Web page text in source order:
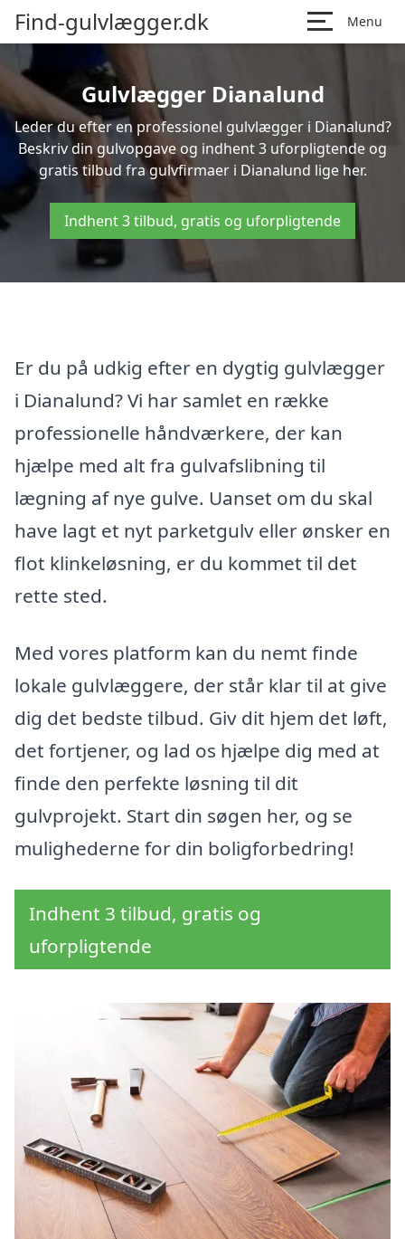
Find-gulvlægger.dk Menu
Gulvlægger Dianalund
Leder du efter en professionel gulvlægger i Dianalund?
Beskriv din gulvopgave og indhent 3 uforpligtende og
gratis tilbud fra gulvfirmaer i Dianalund lige her.
Indhent 3 tilbud, gratis og uforpligtende
Er du på udkig efter en dygtig gulvlægger
i Dianalund? Vi har samlet en række
professionelle håndværkere, der kan
hjælpe med alt fra gulvafslibning til
lægning af nye gulve. Uanset om du skal
have lagt et nyt parketgulv eller ønsker en
flot klinkeløsning, er du kommet til det
rette sted.
Med vores platform kan du nemt finde
lokale gulvlæggere, der står klar til at give
dig det bedste tilbud. Giv dit hjem det løft,
det fortjener, og lad os hjælpe dig med at
finde den perfekte løsning til dit
gulvprojekt. Start din søgen her, og se
mulighederne for din boligforbedring!
Indhent 3 tilbud, gratis og
uforpligtende